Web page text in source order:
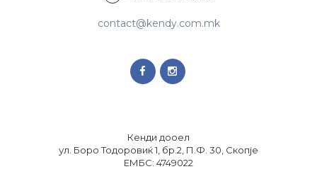
contact@kendy.com.mk
Кенди дооел
ул. Боро Тодоровиќ 1, бр.2, П.Ф. 30, Скопје
ЕМБС: 4749022